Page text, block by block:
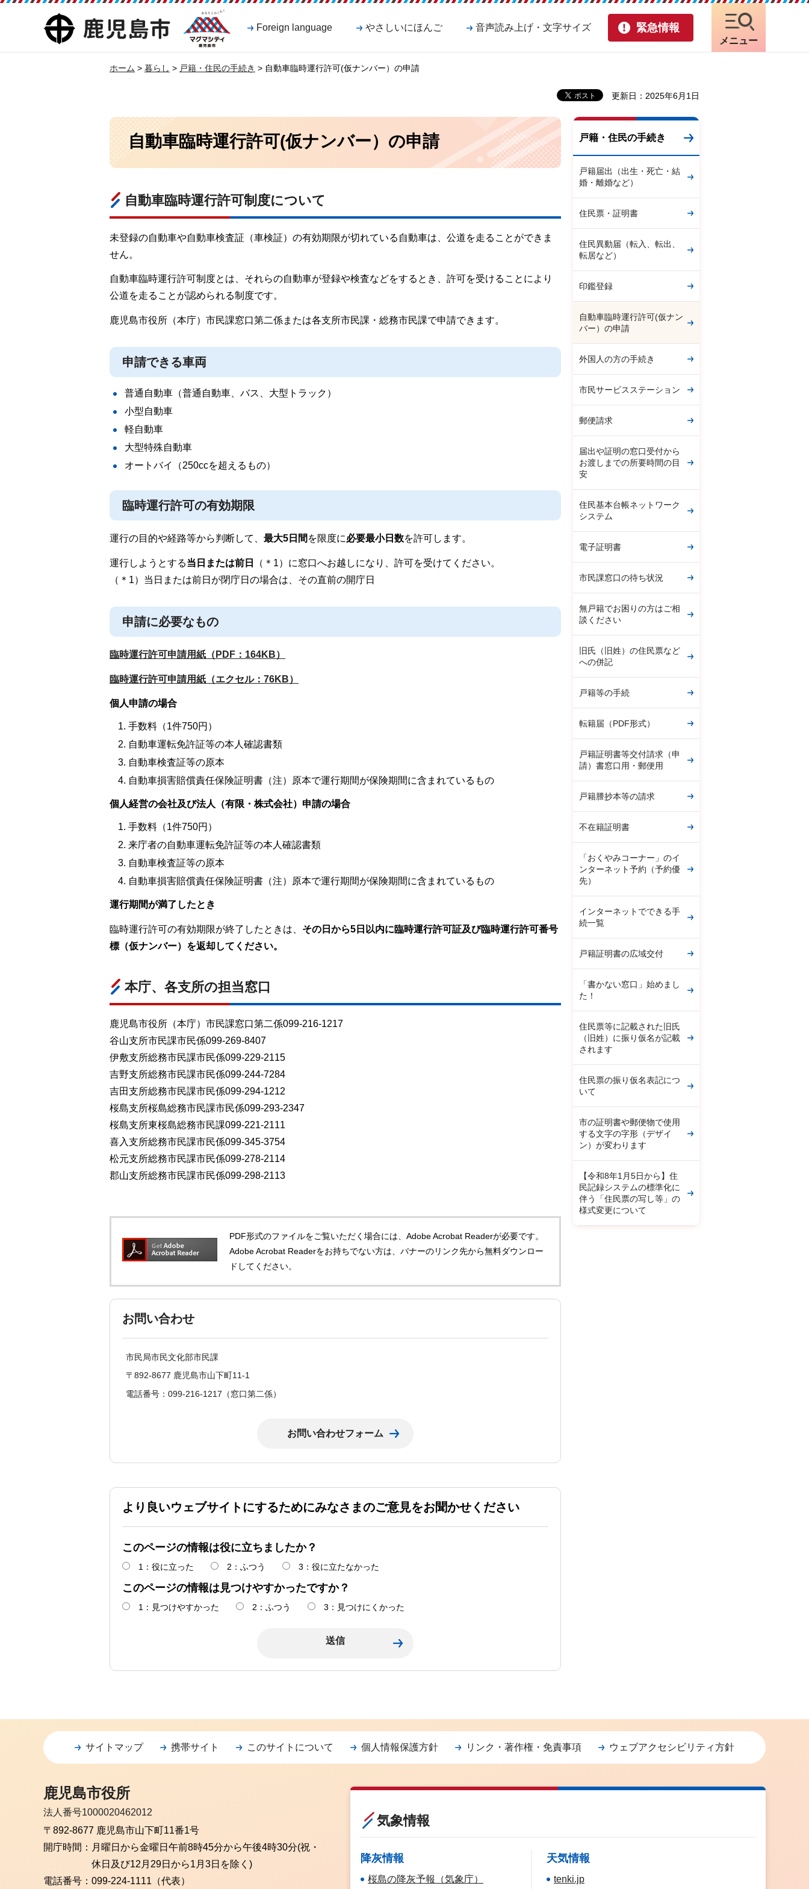
鹿児島市
マグマシティ
鹿児島市
Foreign language やさしいにほんご 音声読み上げ・文字サイズ 緊急情報
メニュー
ホーム > 暮らし > 戸籍・住民の手続き > 自動車臨時運行許可(仮ナンバー）の申請
更新日：2025年6月1日
自動車臨時運行許可(仮ナンバー）の申請
自動車臨時運行許可制度について
未登録の自動車や自動車検査証（車検証）の有効期限が切れている自動車は、公道を走ることができま
せん。
自動車臨時運行許可制度とは、それらの自動車が登録や検査などをするとき、許可を受けることにより
公道を走ることが認められる制度です。
鹿児島市役所（本庁）市民課窓口第二係または各支所市民課・総務市民課で申請できます。
申請できる車両
普通自動車（普通自動車、バス、大型トラック）
小型自動車
軽自動車
大型特殊自動車
オートバイ（250ccを超えるもの）
臨時運行許可の有効期限
運行の目的や経路等から判断して、 最大5日間 を限度に必要最小日数を許可します。
運行しようとする当日または前日
（＊1）に窓口へお越しになり、許可を受けてください。
（＊1）当日または前日が閉庁日の場合は、その直前の開庁日
申請に必要なもの
臨時運行許可申請用紙（PDF：164KB）
臨時運行許可申請用紙（エクセル：76KB）
個人申請の場合
手数料（1件750円）
自動車運転免許証等の本人確認書類
自動車検査証等の原本
自動車損害賠償責任保険証明書（注）原本で運行期間が保険期間に含まれているもの
個人経営の会社及び法人（有限・株式会社）申請の場合
手数料（1件750円）
来庁者の自動車運転免許証等の本人確認書類
自動車検査証等の原本
自動車損害賠償責任保険証明書（注）原本で運行期間が保険期間に含まれているもの
運行期間が満了したとき
臨時運行許可の有効期限が終了したときは、 その日から5日以内に臨時運行許可証及び臨時運行許可番号
標（仮ナンバー）を返却してください。
本庁、各支所の担当窓口
鹿児島市役所（本庁）市民課窓口第二係099-216-1217
谷山支所市民課市民係099-269-8407
伊敷支所総務市民課市民係099-229-2115
吉野支所総務市民課市民係099-244-7284
吉田支所総務市民課市民係099-294-1212
桜島支所桜島総務市民課市民係099-293-2347
桜島支所東桜島総務市民課099-221-2111
喜入支所総務市民課市民係099-345-3754
松元支所総務市民課市民係099-278-2114
郡山支所総務市民課市民係099-298-2113
PDF形式のファイルをご覧いただく場合には、Adobe Acrobat Readerが必要です。
Adobe Acrobat Readerをお持ちでない方は、バナーのリンク先から無料ダウンロー
ドしてください。
お問い合わせ
市民局市民文化部市民課
〒892-8677 鹿児島市山下町11-1
電話番号：099-216-1217（窓口第二係）
より良いウェブサイトにするためにみなさまのご意見をお聞かせください
このページの情報は役に立ちましたか？
1：役に立った 2：ふつう 3：役に立たなかった
このページの情報は見つけやすかったですか？
1：見つけやすかった 2：ふつう 3：見つけにくかった
戸籍・住民の手続き
戸籍届出（出生・死亡・結
婚・離婚など）
住民票・証明書
住民異動届（転入、転出、
転居など）
印鑑登録
自動車臨時運行許可(仮ナン
バー）の申請
外国人の方の手続き
市民サービスステーション
郵便請求
届出や証明の窓口受付から
お渡しまでの所要時間の目
安
住民基本台帳ネットワーク
システム
電子証明書
市民課窓口の待ち状況
無戸籍でお困りの方はご相
談ください
旧氏（旧姓）の住民票など
への併記
戸籍等の手続
転籍届（PDF形式）
戸籍証明書等交付請求（申
請）書窓口用・郵便用
戸籍謄抄本等の請求
不在籍証明書
「おくやみコーナー」のイ
ンターネット予約（予約優
先）
インターネットでできる手
続一覧
戸籍証明書の広域交付
「書かない窓口」始めまし
た！
住民票等に記載された旧氏
（旧姓）に振り仮名が記載
されます
住民票の振り仮名表記につ
いて
市の証明書や郵便物で使用
する文字の字形（デザイ
ン）が変わります
【令和8年1月5日から】住
民記録システムの標準化に
伴う「住民票の写し等」の
様式変更について
サイトマップ 携帯サイト このサイトについて 個人情報保護方針 リンク・著作権・免責事項 ウェブアクセシビリティ方針
鹿児島市役所
法人番号1000020462012
〒892-8677 鹿児島市山下町11番1号
開庁時間： 月曜日から金曜日 午前8時45分から午後4時30分(祝・
休日及び12月29日から1月3日を除く)
電話番号： 099-224-1111（代表）
気象情報
降灰情報
桜島の降灰予報（気象庁）
天気情報
tenki.jp